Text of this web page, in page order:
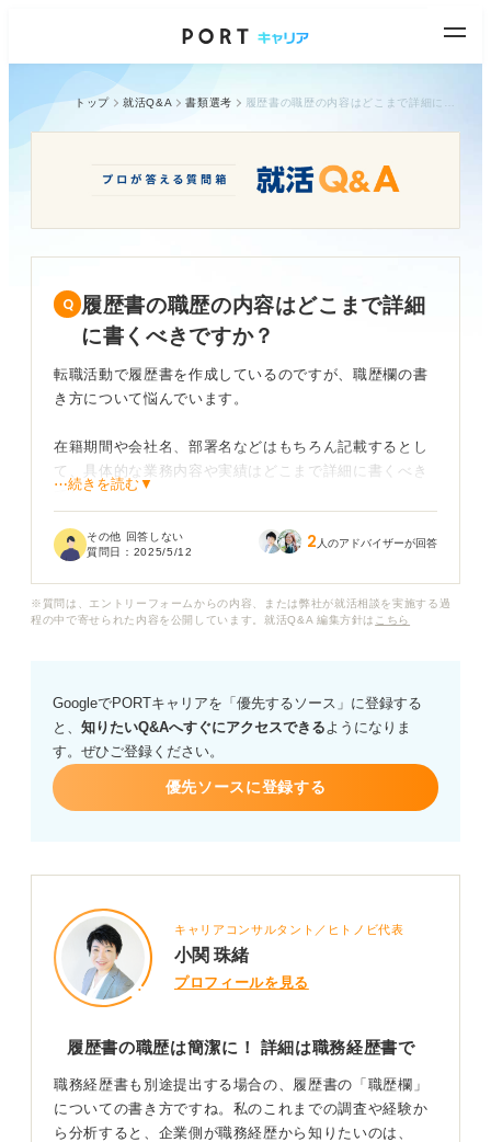
トップ 就活Q&A 書類選考
履歴書の職歴の内容はどこまで詳細
に書くべきですか？
転職活動で履歴書を作成しているのですが、職歴欄の書
き方について悩んでいます。
在籍期間や会社名、部署名などはもちろん記載するとし
て、具体的な業務内容や実績はどこまで詳細に書くべき
でしょうか？
職務経歴書の提出も求められていて、アピールはしたい
⋯続きを読む▼
その他 回答しない
質問日： 2025/5/12 2 人のアドバイザーが回答
※質問は、エントリーフォームからの内容、または弊社が就活相談を実施する過
程の中で寄せられた内容を公開しています。就活Q&A 編集方針は こちら
GoogleでPORTキャリアを「優先するソース」に登録する
と、 知りたいQ&Aへすぐにアクセスできるようになりま
す。ぜひご登録ください。
優先ソースに登録する
キャリアコンサルタント／ヒトノビ代表
小関 珠緒
プロフィールを見る
履歴書の職歴は簡潔に！ 詳細は職務経歴書で
職務経歴書も別途提出する場合の、履歴書の「職歴欄」
についての書き方ですね。私のこれまでの調査や経験か
ら分析すると、企業側が職務経歴から知りたいのは、